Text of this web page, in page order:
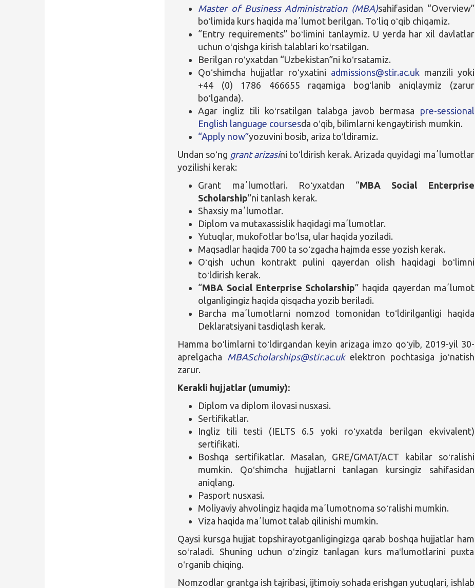
Master of Business Administration (MBA)sahifasidan “Overview”
boʻlimida kurs haqida maʼlumot berilgan. Toʻliq oʻqib chiqamiz.
“Entry requirements” boʻlimini tanlaymiz. U yerda har xil davlatlar
uchun oʻqishga kirish talablari koʻrsatilgan.
Berilgan roʻyxatdan “Uzbekistan”ni koʻrsatamiz.
Qoʻshimcha hujjatlar roʻyxatini admissions@stir.ac.uk manzili yoki
+44 (0) 1786 466655 raqamiga bogʻlanib aniqlaymiz (zarur
boʻlganda).
Agar ingliz tili koʻrsatilgan talabga javob bermasa pre-sessional
English language coursesda oʻqib, bilimlarni kengaytirish mumkin.
“Apply now”yozuvini bosib, ariza toʻldiramiz.
Undan soʻng grant arizasini toʻldirish kerak. Arizada quyidagi maʼlumotlar
yozilishi kerak:
Grant maʼlumotlari. Roʻyxatdan “MBA Social Enterprise
Scholarship”ni tanlash kerak.
Shaxsiy maʼlumotlar.
Diplom va mutaxassislik haqidagi maʼlumotlar.
Yutuqlar, mukofotlar boʻlsa, ular haqida yoziladi.
Maqsadlar haqida 700 ta soʻzgacha hajmda esse yozish kerak.
Oʻqish uchun kontrakt pulini qayerdan olish haqidagi boʻlimni
toʻldirish kerak.
“MBA Social Enterprise Scholarship” haqida qayerdan maʼlumot
olganligingiz haqida qisqacha yozib beriladi.
Barcha maʼlumotlarni nomzod tomonidan toʻldirilganligi haqida
Deklaratsiyani tasdiqlash kerak.
Hamma boʻlimlarni toʻldirgandan keyin arizaga imzo qoʻyib, 2019-yil 30-
aprelgacha MBAScholarships@stir.ac.ukelektron pochtasiga joʻnatish
zarur.
Kerakli hujjatlar (umumiy):
Diplom va diplom ilovasi nusxasi.
Sertifikatlar.
Ingliz tili testi (IELTS 6.5 yoki roʻyxatda berilgan ekvivalent)
sertifikati.
Boshqa sertifikatlar. Masalan, GRE/GMAT/ACT kabilar soʻralishi
mumkin. Qoʻshimcha hujjatlarni tanlagan kursingiz sahifasidan
aniqlang.
Pasport nusxasi.
Moliyaviy ahvolingiz haqida maʼlumotnoma soʻralishi mumkin.
Viza haqida maʼlumot talab qilinishi mumkin.
Qaysi kursga hujjat topshirayotganligingizga qarab boshqa hujjatlar ham
soʻraladi. Shuning uchun oʻzingiz tanlagan kurs maʻlumotlarini puxta
oʻrganib chiqing.
Nomzodlar grantga ish tajribasi, ijtimoiy sohada erishgan yutuqlari, ishlab